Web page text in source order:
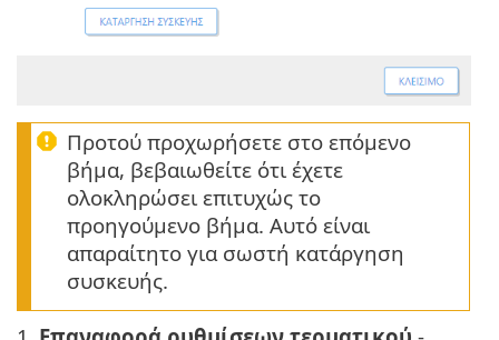
Προτού προχωρήσετε στο επόμενο
βήμα, βεβαιωθείτε ότι έχετε
ολοκληρώσει επιτυχώς το
προηγούμενο βήμα. Αυτό είναι
απαραίτητο για σωστή κατάργηση
συσκευής.